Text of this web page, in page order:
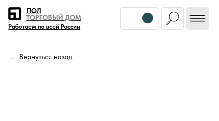
Работаем по всей России
ПОЛ
ТОРГОВЫЙ ДОМ
← Вернуться назад